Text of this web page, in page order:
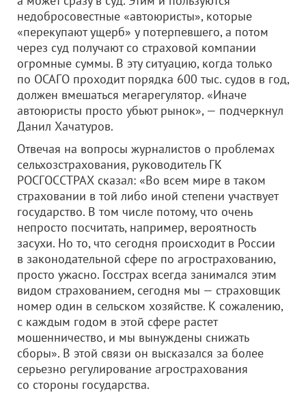
недобросовестные «автоюристы», которые
«перекупают ущерб» у потерпевшего, а потом
через суд получают со страховой компании
огромные суммы. В эту ситуацию, когда только
по ОСАГО проходит порядка 600 тыс. судов в год,
должен вмешаться мегарегулятор. «Иначе
автоюристы просто убьют рынок», — подчеркнул
Данил Хачатуров.
Отвечая на вопросы журналистов о проблемах
сельхозстрахования, руководитель ГК
РОСГОССТРАХ сказал: «Во всем мире в таком
страховании в той либо иной степени участвует
государство. В том числе потому, что очень
непросто посчитать, например, вероятность
засухи. Но то, что сегодня происходит в России
в законодательной сфере по агрострахованию,
просто ужасно. Госстрах всегда занимался этим
видом страхованием, сегодня мы — страховщик
номер один в сельском хозяйстве. К сожалению,
с каждым годом в этой сфере растет
мошенничество, и мы вынуждены снижать
сборы». В этой связи он высказался за более
серьезно регулирование агрострахования
со стороны государства.